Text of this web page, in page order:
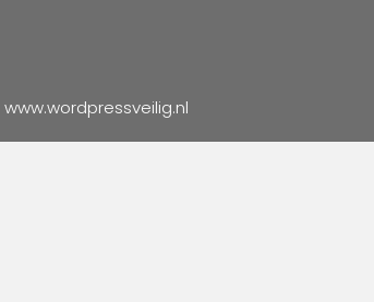
www.wordpressveilig.nl